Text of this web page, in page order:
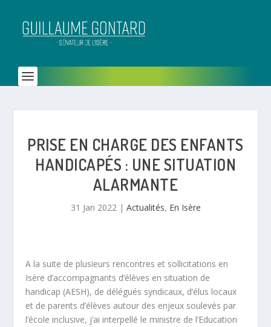
PRISE EN CHARGE DES ENFANTS
HANDICAPÉS : UNE SITUATION
ALARMANTE
31 Jan 2022| Actualités, En Isère
A la suite de plusieurs rencontres et sollicitations en
Isère d’accompagnants d’élèves en situation de
handicap (AESH), de délégués syndicaux, d’élus locaux
et de parents d’élèves autour des enjeux soulevés par
l’école inclusive, j’ai interpellé le ministre de l’Education